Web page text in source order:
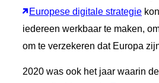
Europese digitale strategie
iedereen werkbaar te maken,
om te verzekeren dat Europa
2020 was ook het jaar waarin